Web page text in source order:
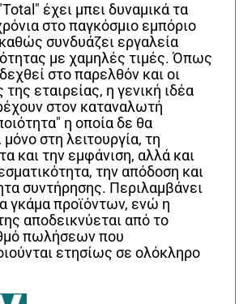
έχει μπει δυναμικά τα
στο παγκόσμιο εμπόριο
συνδυάζει εργαλεία
με χαμηλές τιμές. Όπως
στο παρελθόν και οι
της εταιρείας, η γενική ιδέα
στον καταναλωτή
η οποία δε θα
στη λειτουργία, τη
και την εμφάνιση, αλλά και
την απόδοση και
συντήρησης. Περιλαμβάνει
γκάμα προϊόντων, ενώ η
αποδεικνύεται από το
πωλήσεων που
ετησίως σε ολόκληρο